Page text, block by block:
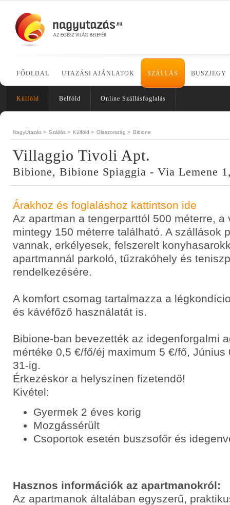
FŐOLDAL UTAZÁSI AJÁNLATOK SZÁLLÁS BUSZJEGY
Külföld Belföld Online Szállásfoglalás
NagyUtazás > Szállás > Külföld > Olaszország > Bibione
Villaggio Tivoli Apt.
Bibione, Bibione Spiaggia - Via Lemene
Árakhoz és foglaláshoz kattintson ide
Az apartman a tengerparttól 500 méterre, a
mintegy 150 méterre található. A szállások
vannak, erkélyesek, felszerelt
apartmannál parkoló, tűzrakóhely és
rendelkezésére.
A komfort csomag tartalmazza a
és kávéfőző használatát is.
Bibione-ban bevezették az idegenforgalmi
mértéke 0,5 €/fő/éj maximum 5 €/fő, Június
31-ig.
Érkezéskor a helyszínen fizetendő!
Kivétel:
Gyermek 2 éves korig
Mozgássérült
Csoportok esetén buszsofőr és
Hasznos információk az apartmanokról:
Az apartmanok általában egyszerű,